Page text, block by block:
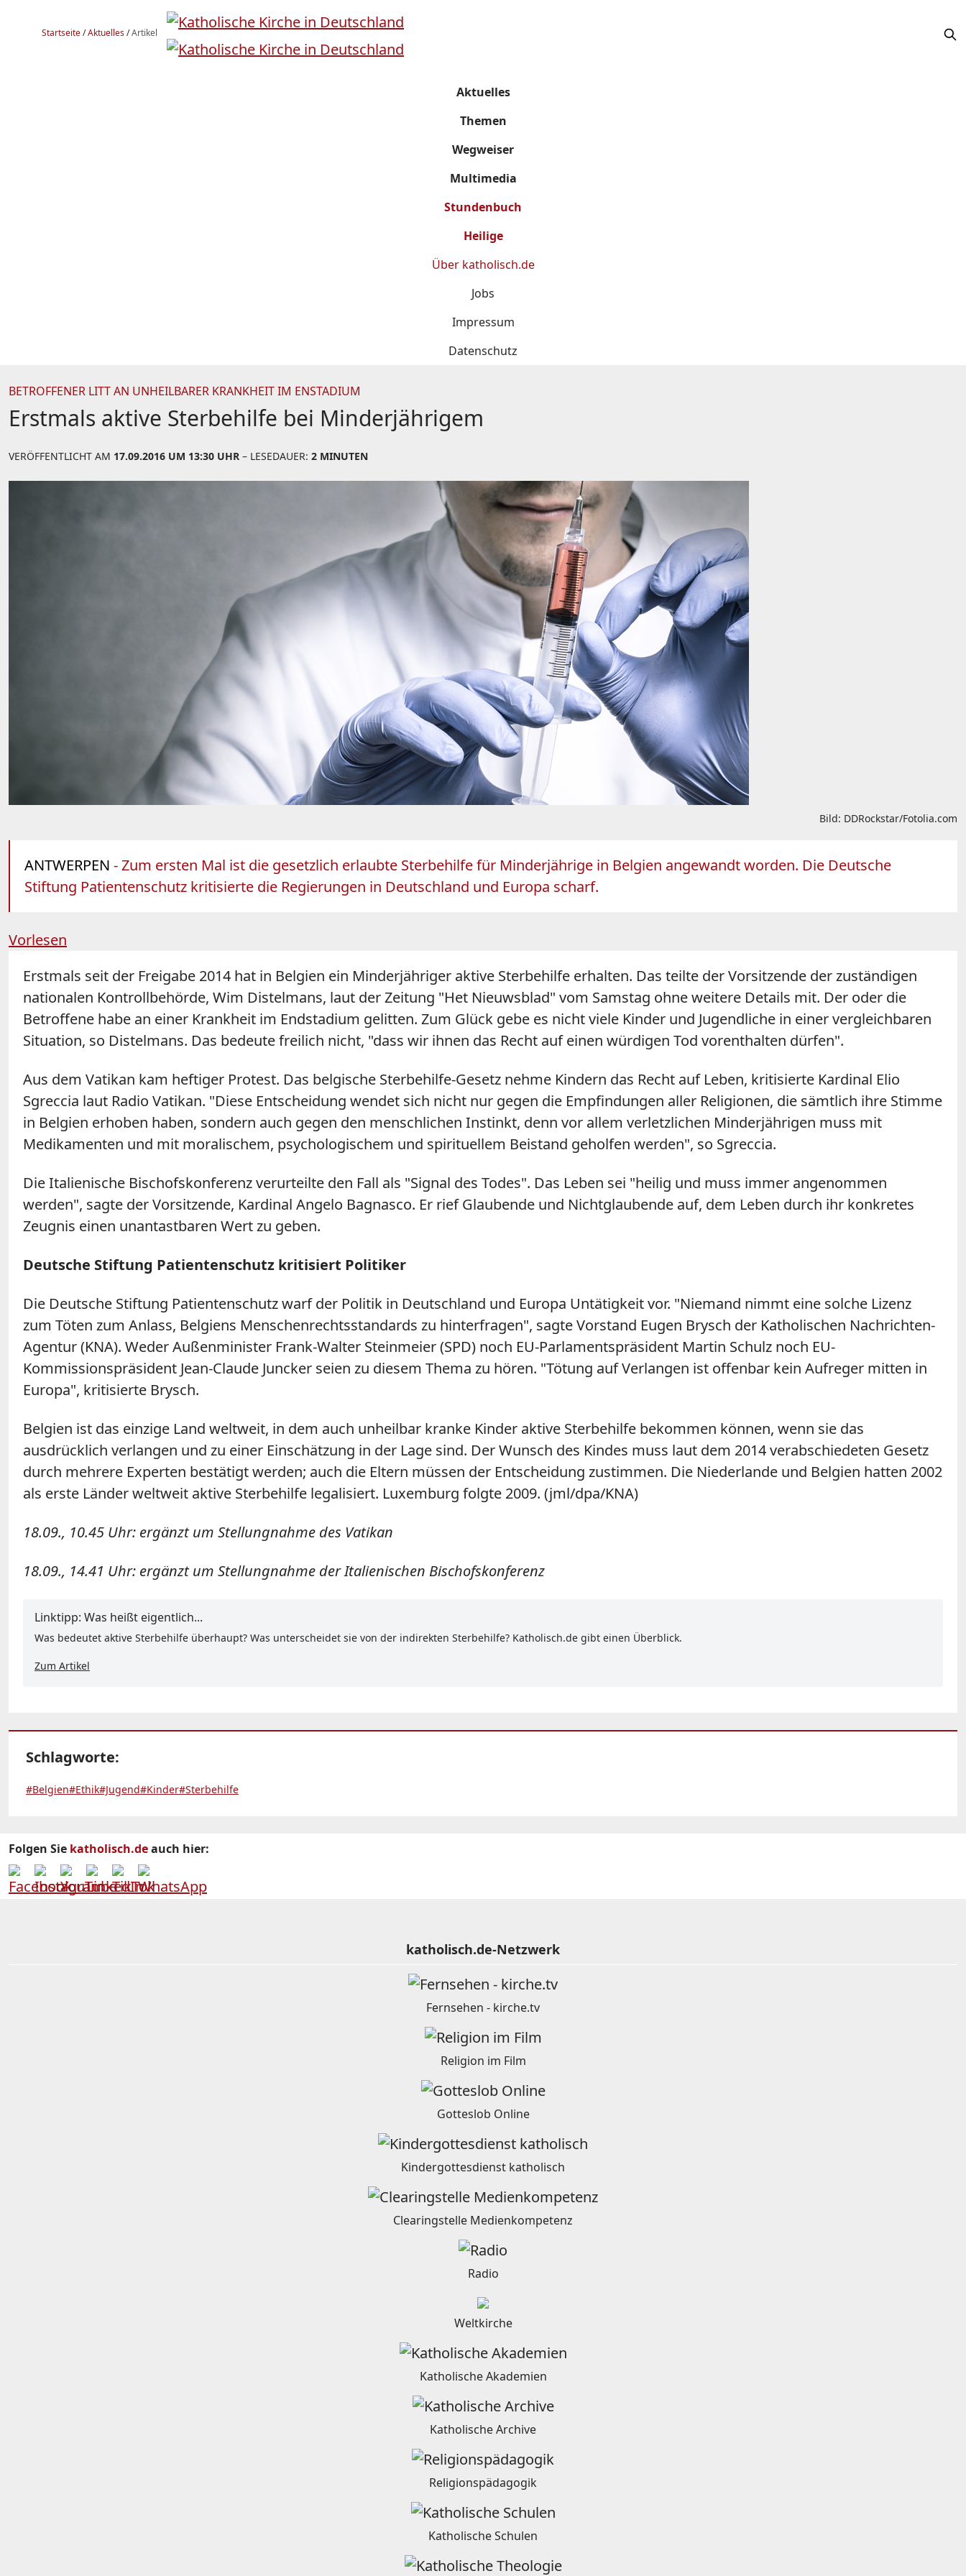
Startseite/Aktuelles/Artikel
Aktuelles
Themen
Wegweiser
Multimedia
Stundenbuch
Heilige
Über katholisch.de
Jobs
Impressum
Datenschutz
BETROFFENER LITT AN UNHEILBARER KRANKHEIT IM ENSTADIUM
Erstmals aktive Sterbehilfe bei Minderjährigem
VERÖFFENTLICHT AM 17.09.2016 UM 13:30 UHR – LESEDAUER: 2 MINUTEN
Bild: DDRockstar/Fotolia.com
ANTWERPEN - Zum ersten Mal ist die gesetzlich erlaubte Sterbehilfe für Minderjährige in Belgien angewandt worden. Die Deutsche
Stiftung Patientenschutz kritisierte die Regierungen in Deutschland und Europa scharf.
Vorlesen
Erstmals seit der Freigabe 2014 hat in Belgien ein Minderjähriger aktive Sterbehilfe erhalten. Das teilte der Vorsitzende der zuständigen
nationalen Kontrollbehörde, Wim Distelmans, laut der Zeitung "Het Nieuwsblad" vom Samstag ohne weitere Details mit. Der oder die
Betroffene habe an einer Krankheit im Endstadium gelitten. Zum Glück gebe es nicht viele Kinder und Jugendliche in einer vergleichbaren
Situation, so Distelmans. Das bedeute freilich nicht, "dass wir ihnen das Recht auf einen würdigen Tod vorenthalten dürfen".
Aus dem Vatikan kam heftiger Protest. Das belgische Sterbehilfe-Gesetz nehme Kindern das Recht auf Leben, kritisierte Kardinal Elio
Sgreccia laut Radio Vatikan. "Diese Entscheidung wendet sich nicht nur gegen die Empfindungen aller Religionen, die sämtlich ihre Stimme
in Belgien erhoben haben, sondern auch gegen den menschlichen Instinkt, denn vor allem verletzlichen Minderjährigen muss mit
Medikamenten und mit moralischem, psychologischem und spirituellem Beistand geholfen werden", so Sgreccia.
Die Italienische Bischofskonferenz verurteilte den Fall als "Signal des Todes". Das Leben sei "heilig und muss immer angenommen
werden", sagte der Vorsitzende, Kardinal Angelo Bagnasco. Er rief Glaubende und Nichtglaubende auf, dem Leben durch ihr konkretes
Zeugnis einen unantastbaren Wert zu geben.
Deutsche Stiftung Patientenschutz kritisiert Politiker
Die Deutsche Stiftung Patientenschutz warf der Politik in Deutschland und Europa Untätigkeit vor. "Niemand nimmt eine solche Lizenz
zum Töten zum Anlass, Belgiens Menschenrechtsstandards zu hinterfragen", sagte Vorstand Eugen Brysch der Katholischen Nachrichten-
Agentur (KNA). Weder Außenminister Frank-Walter Steinmeier (SPD) noch EU-Parlamentspräsident Martin Schulz noch EU-
Kommissionspräsident Jean-Claude Juncker seien zu diesem Thema zu hören. "Tötung auf Verlangen ist offenbar kein Aufreger mitten in
Europa", kritisierte Brysch.
Belgien ist das einzige Land weltweit, in dem auch unheilbar kranke Kinder aktive Sterbehilfe bekommen können, wenn sie das
ausdrücklich verlangen und zu einer Einschätzung in der Lage sind. Der Wunsch des Kindes muss laut dem 2014 verabschiedeten Gesetz
durch mehrere Experten bestätigt werden; auch die Eltern müssen der Entscheidung zustimmen. Die Niederlande und Belgien hatten 2002
als erste Länder weltweit aktive Sterbehilfe legalisiert. Luxemburg folgte 2009. (jml/dpa/KNA)
18.09., 10.45 Uhr: ergänzt um Stellungnahme des Vatikan
18.09., 14.41 Uhr: ergänzt um Stellungnahme der Italienischen Bischofskonferenz
Linktipp: Was heißt eigentlich...
Was bedeutet aktive Sterbehilfe überhaupt? Was unterscheidet sie von der indirekten Sterbehilfe? Katholisch.de gibt einen Überblick.
Zum Artikel
Schlagworte:
#Belgien#Ethik#Jugend#Kinder#Sterbehilfe
Folgen Sie katholisch.deauch hier:
katholisch.de-Netzwerk
Fernsehen - kirche.tv
Religion im Film
Gotteslob Online
Kindergottesdienst katholisch
Clearingstelle Medienkompetenz
Radio
Weltkirche
Katholische Akademien
Katholische Archive
Religionspädagogik
Katholische Schulen